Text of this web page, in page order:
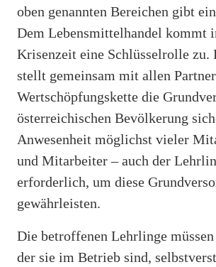
oben genannten Bereichen gibt
Dem Lebensmittelhandel kommt
Krisenzeit eine Schlüsselrolle zu.
stellt gemeinsam mit allen
Wertschöpfungskette die
österreichischen Bevölkerung
Anwesenheit möglichst vieler
und Mitarbeiter – auch der
erforderlich, um diese
gewährleisten.
Die betroffenen Lehrlinge
der sie im Betrieb sind,